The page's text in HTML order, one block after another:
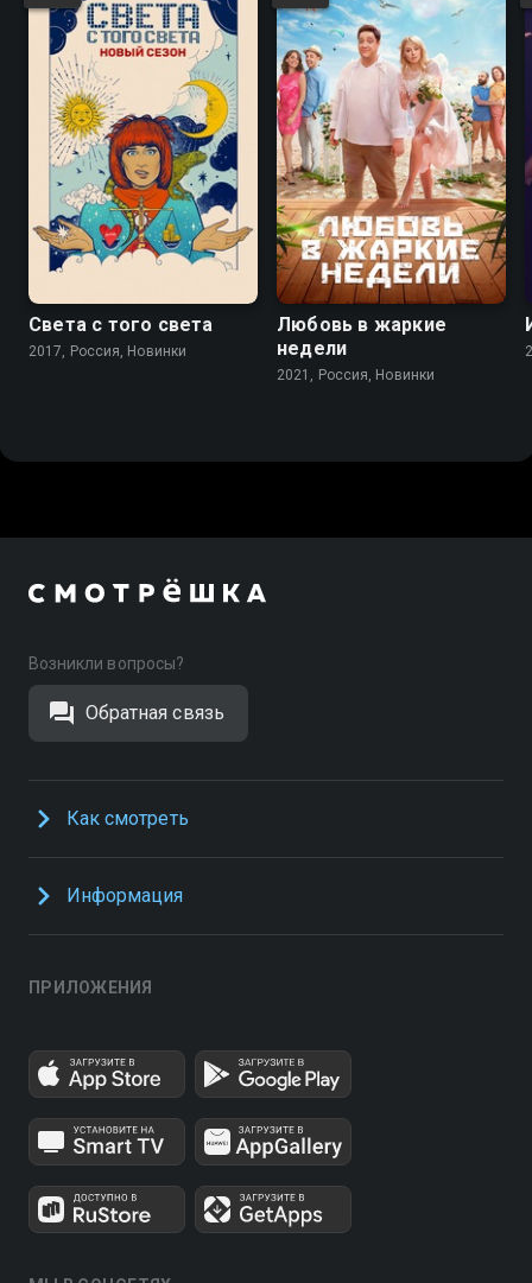
Света с того света
2017, Россия, Новинки
Любовь в жаркие
недели
2021, Россия, Новинки
Возникли вопросы?
Обратная связь
Как смотреть
Информация
ПРИЛОЖЕНИЯ